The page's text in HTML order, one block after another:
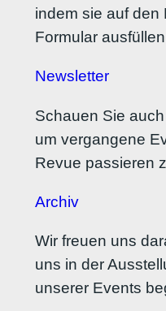
indem sie auf den
Formular
Newsletter
Schauen Sie
um vergangene
Revue passieren
Archiv
Wir freuen uns
uns in der
unserer Events